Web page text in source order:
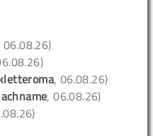
06.08.26)
, 06.08.26)
, 06.08.26)